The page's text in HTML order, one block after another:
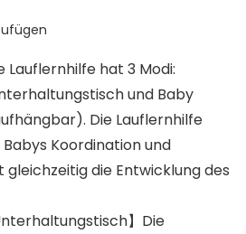
Lauflernhilfe hat 3 Modi:
und Baby
Die Lauflernhilfe
Koordination und
die Entwicklung des
】Die